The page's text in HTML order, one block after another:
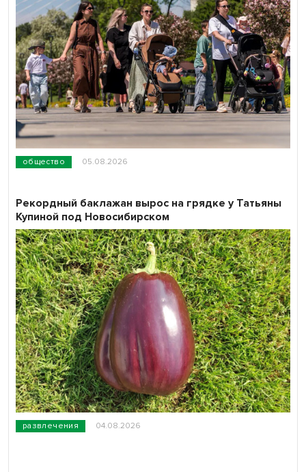
общество 05.08.2026
развлечения 04.08.2026
Рекордный баклажан вырос на грядке у Татьяны
Купиной под Новосибирском